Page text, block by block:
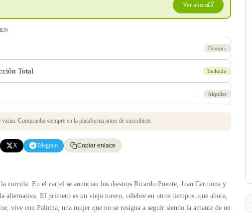
Ver ahora
Compra
Total Incluido
Alquiler
Comprueba siempre en la plataforma antes de suscribirte.
X Telegram Copiar enlace
corrida. En el cartel se anuncian los diestros Ricardo Puente, Juan Carmona y
alternativa. El primero es un viejo torero, célebre en otros tiempos, que ahora,
vive con Paloma, una mujer que no se resigna a seguir siendo la amante de un